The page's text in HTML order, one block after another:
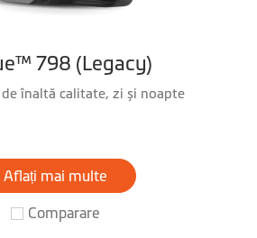
798 (Legacy)
înaltă calitate, zi și noapte
Aflați mai multe
Comparare